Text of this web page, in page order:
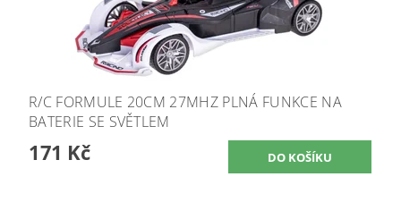
R/C FORMULE 20CM 27MHZ PLNÁ FUNKCE NA
BATERIE SE SVĚTLEM
171 Kč